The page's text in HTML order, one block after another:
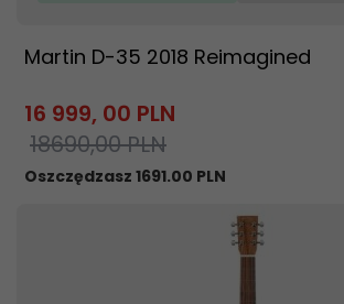
Martin D-35 2018 Reimagined
16 999, 00 PLN
18690,00 PLN
Oszczędzasz 1691.00 PLN